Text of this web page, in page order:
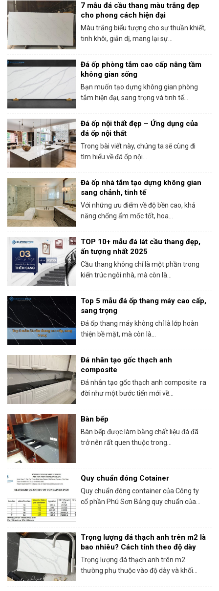
7 mẫu đá cầu thang màu trắng đẹp
cho phong cách hiện đại
Màu trắng biểu tượng cho sự thuần khiết,
tinh khôi, giản dị, mang lại sự...
Đá ốp phòng tắm cao cấp nâng tầm
không gian sống
Bạn muốn tạo dựng không gian phòng
tắm hiện đại, sang trọng và tinh tế...
Đá ốp nội thất đẹp – Ứng dụng của
đá ốp nội thất
Trong bài viết này, chúng ta sẽ cùng đi
tìm hiểu về đá ốp nội...
Đá ốp nhà tắm tạo dựng không gian
sang chảnh, tinh tế
Với những ưu điểm về độ bền cao, khả
năng chống ẩm mốc tốt, hoa...
TOP 10+ mẫu đá lát cầu thang đẹp,
ấn tượng nhất 2025
Cầu thang không chỉ là một phần trong
kiến trúc ngôi nhà, mà còn là...
Top 5 mẫu đá ốp thang máy cao cấp,
sang trọng
Đá ốp thang máy không chỉ là lớp hoàn
thiện bề mặt, mà còn là...
Đá nhân tạo gốc thạch anh
composite
Đá nhân tạo gốc thạch anh composite ra
đời như một bước tiến mới về...
Bàn bếp
Bàn bếp được làm bằng chất liệu đá đã
trở nên rất quen thuộc trong...
Quy chuẩn đóng Cotainer
Quy chuẩn đóng container của Công ty
cổ phần Phú Sơn Bảng quy chuẩn của...
Trọng lượng đá thạch anh trên m2 là
bao nhiêu? Cách tính theo độ dày
Trọng lượng đá thạch anh trên m2
thường phụ thuộc vào độ dày và khối...